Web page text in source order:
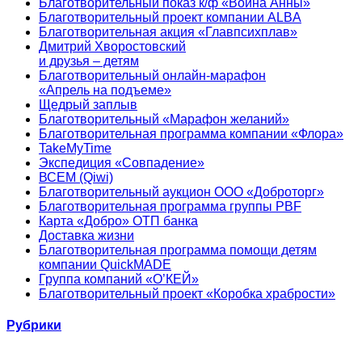
Благотворительный показ к/ф «Война Анны»
Благотворительный проект компании ALBA
Благотворительная акция «Главпсихплав»
Дмитрий Хворостовский
и друзья – детям
Благотворительный онлайн‑марафон
«Апрель на подъеме»
Щедрый заплыв
Благотворительный «Марафон желаний»
Благотворительная программа компании «Флора»
TakeMyTime
Экспедиция «Совпадение»
ВСЕМ (Qiwi)
Благотворительный аукцион ООО «Доброторг»
Благотворительная программа группы PBF
Карта «Добро» ОТП банка
Доставка жизни
Благотворительная программа помощи детям
компании QuickMADE
Группа компаний «О’КЕЙ»
Благотворительный проект «Коробка храбрости»
Рубрики